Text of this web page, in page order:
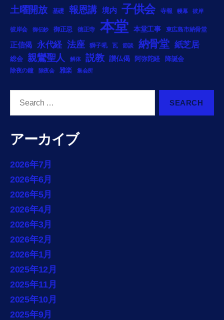
土曜開放 基礎 報恩講 境内 子供会 寺報 幔幕 彼岸
彼岸会 御伝鈔 御正忌 徳正寺 本堂 本堂工事 東広島市納骨堂
正信偈 永代経 法座 獅子吼 瓦 節談 納骨堂 紙芝居
総会 親鸞聖人 解体 説教 讃仏偈 阿弥陀経 降誕会
除夜の鐘 除夜会 雅楽 集会所
アーカイブ
2026年7月
2026年6月
2026年5月
2026年4月
2026年3月
2026年2月
2026年1月
2025年12月
2025年11月
2025年10月
2025年9月